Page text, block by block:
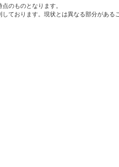
のものとなります。
ております。現状とは異なる部分がある